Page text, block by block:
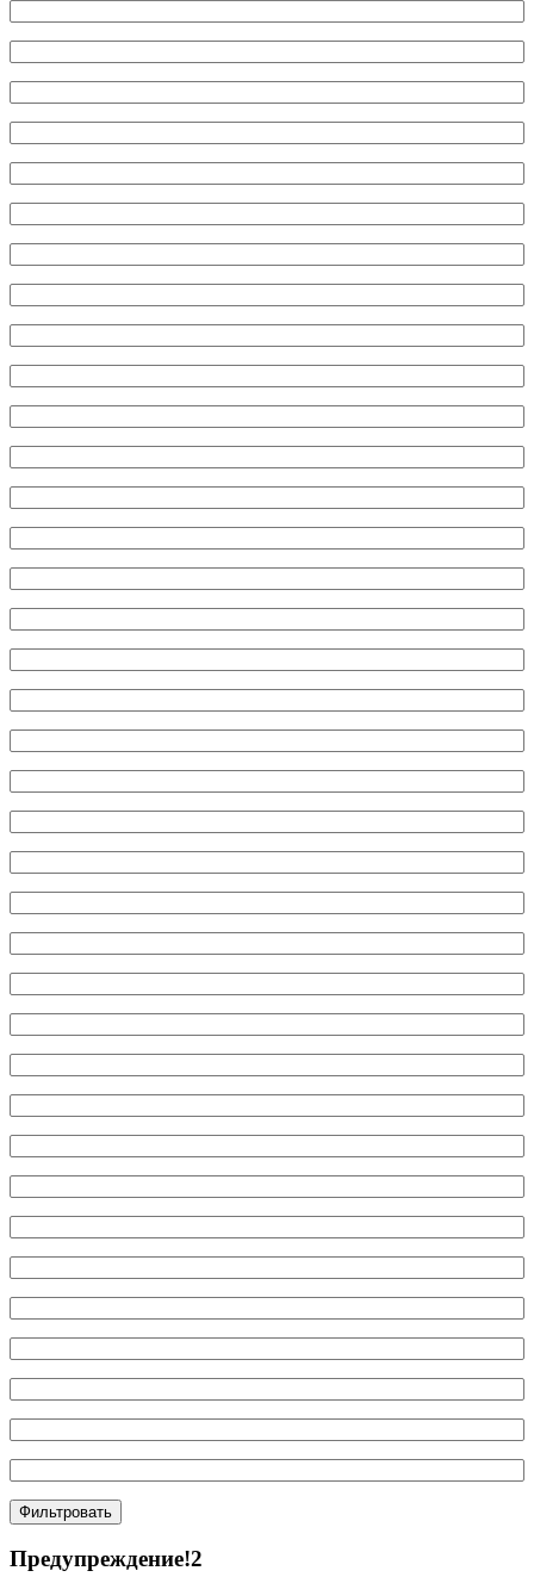
Фильтровать
Предупреждение!2